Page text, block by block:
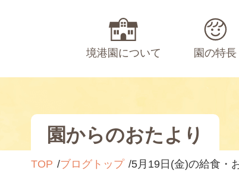
境港園について 園の特長
園からのおたより
TOP ブログトップ 5月19日(金)の給食・